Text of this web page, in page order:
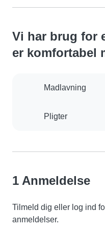
Vi har brug for
er komfortabel
Madlavning
Pligter
1 Anmeldelse
Tilmeld dig eller log ind
anmeldelser.